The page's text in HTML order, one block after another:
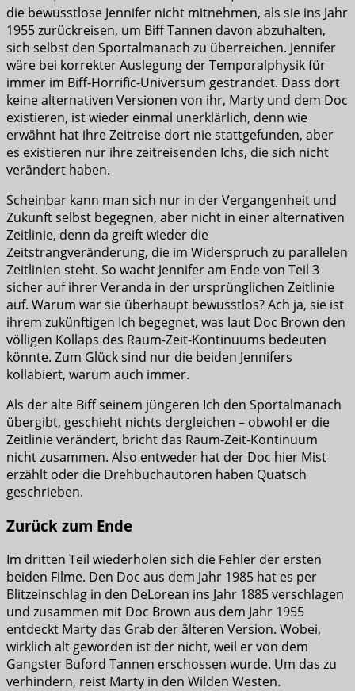
die bewusstlose Jennifer nicht mitnehmen, als sie ins Jahr
1955 zurückreisen, um Biff Tannen davon abzuhalten,
sich selbst den Sportalmanach zu überreichen. Jennifer
wäre bei korrekter Auslegung der Temporalphysik für
immer im Biff-Horrific-Universum gestrandet. Dass dort
keine alternativen Versionen von ihr, Marty und dem Doc
existieren, ist wieder einmal unerklärlich, denn wie
erwähnt hat ihre Zeitreise dort nie stattgefunden, aber
es existieren nur ihre zeitreisenden Ichs, die sich nicht
verändert haben.
Scheinbar kann man sich nur in der Vergangenheit und
Zukunft selbst begegnen, aber nicht in einer alternativen
Zeitlinie, denn da greift wieder die
Zeitstrangveränderung, die im Widerspruch zu parallelen
Zeitlinien steht. So wacht Jennifer am Ende von Teil 3
sicher auf ihrer Veranda in der ursprünglichen Zeitlinie
auf. Warum war sie überhaupt bewusstlos? Ach ja, sie ist
ihrem zukünftigen Ich begegnet, was laut Doc Brown den
völligen Kollaps des Raum-Zeit-Kontinuums bedeuten
könnte. Zum Glück sind nur die beiden Jennifers
kollabiert, warum auch immer.
Als der alte Biff seinem jüngeren Ich den Sportalmanach
übergibt, geschieht nichts dergleichen – obwohl er die
Zeitlinie verändert, bricht das Raum-Zeit-Kontinuum
nicht zusammen. Also entweder hat der Doc hier Mist
erzählt oder die Drehbuchautoren haben Quatsch
geschrieben.
Zurück zum Ende
Im dritten Teil wiederholen sich die Fehler der ersten
beiden Filme. Den Doc aus dem Jahr 1985 hat es per
Blitzeinschlag in den DeLorean ins Jahr 1885 verschlagen
und zusammen mit Doc Brown aus dem Jahr 1955
entdeckt Marty das Grab der älteren Version. Wobei,
wirklich alt geworden ist der nicht, weil er von dem
Gangster Buford Tannen erschossen wurde. Um das zu
verhindern, reist Marty in den Wilden Westen.